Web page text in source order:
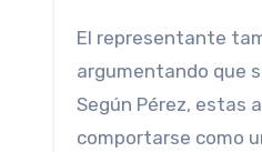
El representante
argumentando que
Según Pérez, estas
comportarse como